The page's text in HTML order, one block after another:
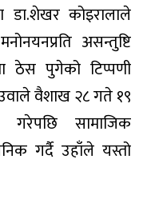
कोइरालाले
असन्तुष्टि
ठेस पुगेको टिप्पणी
वैशाख २८ गते १९
सामाजिक
गर्दै उहाँले यस्तो